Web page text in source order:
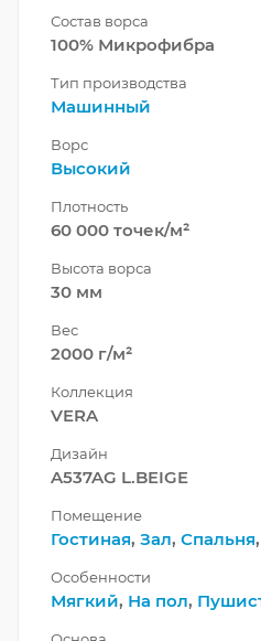
Состав ворса
100% Микрофибра
Тип производства
Машинный
Ворс
Высокий
Плотность
60 000 точек/м²
Высота ворса
30 мм
Вес
2000 г/м²
Коллекция
VERA
Дизайн
A537AG L.BEIGE
Помещение
Гостиная, Зал, Спальня,
Особенности
Мягкий, На пол,